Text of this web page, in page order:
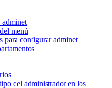
adminet
menú
para configurar adminet
del administrador en los